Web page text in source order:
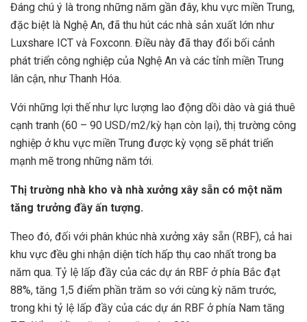
Đáng chú ý là trong những năm gần đây, khu vực miền Trung,
đặc biệt là Nghệ An, đã thu hút các nhà sản xuất lớn như
Luxshare ICT và Foxconn. Điều này đã thay đổi bối cảnh
phát triển công nghiệp của Nghệ An và các tỉnh miền Trung
lân cận, như Thanh Hóa.
Với những lợi thế như lực lượng lao động dồi dào và giá thuê
cạnh tranh (60 – 90 USD/m2/kỳ hạn còn lại), thị trường công
nghiệp ở khu vực miền Trung được kỳ vọng sẽ phát triển
mạnh mẽ trong những năm tới.
Thị trường nhà kho và nhà xưởng xây sẵn có một năm
tăng trưởng đầy ấn tượng.
Theo đó, đối với phân khúc nhà xưởng xây sẵn (RBF), cả hai
khu vực đều ghi nhận diện tích hấp thụ cao nhất trong ba
năm qua. Tỷ lệ lấp đầy của các dự án RBF ở phía Bắc đạt
88%, tăng 1,5 điểm phần trăm so với cùng kỳ năm trước,
trong khi tỷ lệ lấp đầy của các dự án RBF ở phía Nam tăng